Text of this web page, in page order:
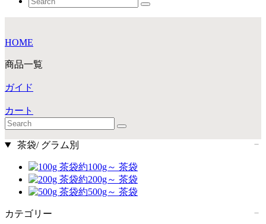
HOME
商品一覧
ガイド
カート
茶袋/ グラム別
約100g～ 茶袋
約200g～ 茶袋
約500g～ 茶袋
カテゴリー